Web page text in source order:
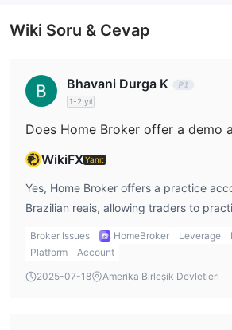
Brezilya'da güvenli, hızlı ve kolay bir
aracılığıyla para yatırma ve çekme
Wiki Soru & Cevap
Bhavani Durga K
1-2 yıl
Does Home Broker offer a demo
WikiFXYanıt
Yes, Home Broker offers a practice
Brazilian reais, allowing traders to
Broker Issues HomeBroker Leverage
Platform
Account
2025-07-18
Amerika Birleşik Devletleri